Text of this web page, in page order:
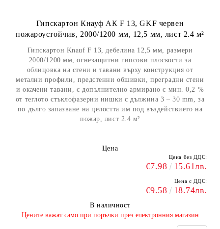
Гипскартон Кнауф АК F 13, GKF червен
пожароустойчив, 2000/1200 мм, 12,5 мм, лист 2.4 м²
Гипскартон Knauf F 13, дебелина 12,5 мм, размери
2000/1200 мм, огнезащитни гипсови плоскости за
облицовка на стени и тавани върху конструкция от
метални профили, предстенни обшивки, преградни стени
и окачени тавани, с допълнително армирано с мин. 0,2 %
от теглото стъклофазерни нишки с дължина 3 – 30 mm, за
по дълго запазване на целостта им под въздействието на
пожар, лист 2.4 м²
Цена
Цена без ДДС:
€7.98 15.61лв.
Цена с ДДС:
€9.58 18.74лв.
В наличност
​Цените важат само при поръчки през електронния магазин